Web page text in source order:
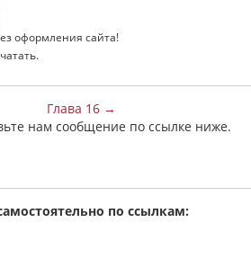
оформления сайта!
Глава 16 →
нам сообщение по ссылке ниже.
по ссылкам: